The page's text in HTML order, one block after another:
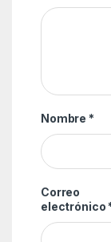
Nombre *
Correo
electrónico